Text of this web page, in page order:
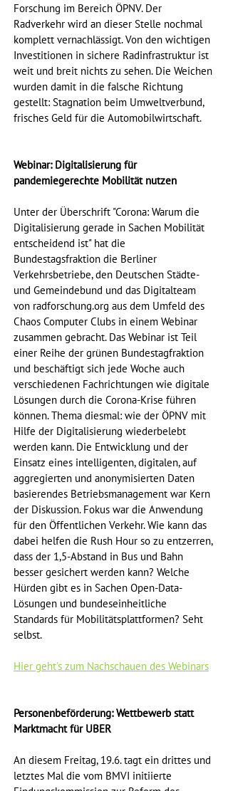
Forschung im Bereich ÖPNV. Der
Radverkehr wird an dieser Stelle nochmal
komplett vernachlässigt. Von den wichtigen
Investitionen in sichere Radinfrastruktur ist
weit und breit nichts zu sehen. Die Weichen
wurden damit in die falsche Richtung
gestellt: Stagnation beim Umweltverbund,
frisches Geld für die Automobilwirtschaft.
Webinar: Digitalisierung für
pandemiegerechte Mobilität nutzen
Unter der Überschrift "Corona: Warum die
Digitalisierung gerade in Sachen Mobilität
entscheidend ist" hat die
Bundestagsfraktion die Berliner
Verkehrsbetriebe, den Deutschen Städte-
und Gemeindebund und das Digitalteam
von radforschung.org aus dem Umfeld des
Chaos Computer Clubs in einem Webinar
zusammen gebracht. Das Webinar ist Teil
einer Reihe der grünen Bundestagfraktion
und beschäftigt sich jede Woche auch
verschiedenen Fachrichtungen wie digitale
Lösungen durch die Corona-Krise führen
können. Thema diesmal: wie der ÖPNV mit
Hilfe der Digitalisierung wiederbelebt
werden kann. Die Entwicklung und der
Einsatz eines intelligenten, digitalen, auf
aggregierten und anonymisierten Daten
basierendes Betriebsmanagement war Kern
der Diskussion. Fokus war die Anwendung
für den Öffentlichen Verkehr. Wie kann das
dabei helfen die Rush Hour so zu entzerren,
dass der 1,5-Abstand in Bus und Bahn
besser gesichert werden kann? Welche
Hürden gibt es in Sachen Open-Data-
Lösungen und bundeseinheitliche
Standards für Mobilitätsplattformen? Seht
selbst.
Hier geht's zum Nachschauen des Webinars
Personenbeförderung: Wettbewerb statt
Marktmacht für UBER
An diesem Freitag, 19.6. tagt ein drittes und
letztes Mal die vom BMVI initiierte